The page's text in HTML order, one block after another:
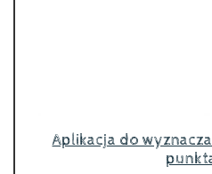
Aplikacja do